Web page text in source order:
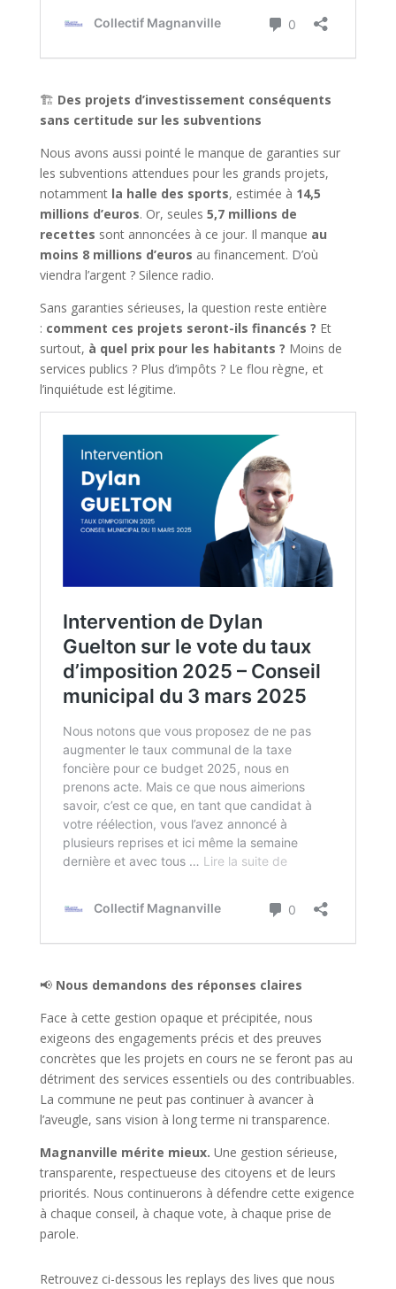
🏗️ Des projets d’investissement conséquents
sans certitude sur les subventions
Nous avons aussi pointé le manque de garanties sur
les subventions attendues pour les grands projets,
notamment la halle des sports, estimée à 14,5
millions d’euros. Or, seules 5,7 millions de
recettes sont annoncées à ce jour. Il manque au
moins 8 millions d’euros au financement. D’où
viendra l’argent ? Silence radio.
Sans garanties sérieuses, la question reste entière
: comment ces projets seront-ils financés ? Et
surtout, à quel prix pour les habitants ? Moins de
services publics ? Plus d’impôts ? Le flou règne, et
l’inquiétude est légitime.
📢 Nous demandons des réponses claires
Face à cette gestion opaque et précipitée, nous
exigeons des engagements précis et des preuves
concrètes que les projets en cours ne se feront pas au
détriment des services essentiels ou des contribuables.
La commune ne peut pas continuer à avancer à
l’aveugle, sans vision à long terme ni transparence.
Magnanville mérite mieux. Une gestion sérieuse,
transparente, respectueuse des citoyens et de leurs
priorités. Nous continuerons à défendre cette exigence
à chaque conseil, à chaque vote, à chaque prise de
parole.
Retrouvez ci-dessous les replays des lives que nous